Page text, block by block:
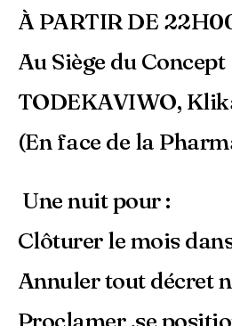
À PARTIR DE
Au Siège du Concept
TODEKAVIWO,
(En face de la
Une nuit pour :
Clôturer le mois
Annuler tout décret